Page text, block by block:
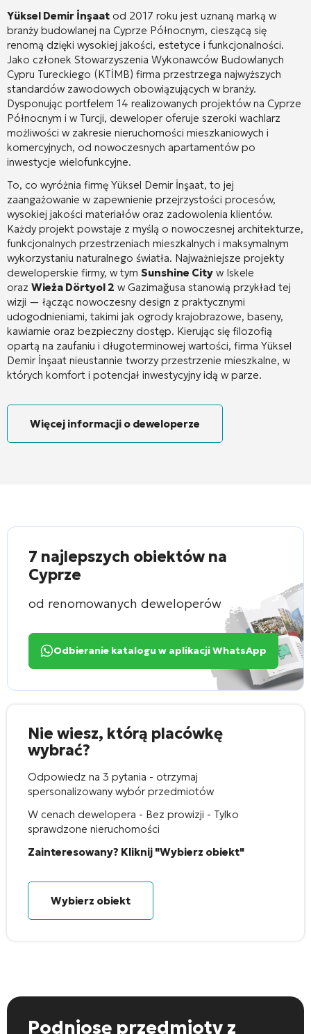
Yüksel Demir İnşaat od 2017 roku jest uznaną marką w
branży budowlanej na Cyprze Północnym, cieszącą się
renomą dzięki wysokiej jakości, estetyce i funkcjonalności.
Jako członek Stowarzyszenia Wykonawców Budowlanych
Cypru Tureckiego (KTİMB) firma przestrzega najwyższych
standardów zawodowych obowiązujących w branży.
Dysponując portfelem 14 realizowanych projektów na Cyprze
Północnym i w Turcji, deweloper oferuje szeroki wachlarz
możliwości w zakresie nieruchomości mieszkaniowych i
komercyjnych, od nowoczesnych apartamentów po
inwestycje wielofunkcyjne.
To, co wyróżnia firmę Yüksel Demir İnşaat, to jej
zaangażowanie w zapewnienie przejrzystości procesów,
wysokiej jakości materiałów oraz zadowolenia klientów.
Każdy projekt powstaje z myślą o nowoczesnej architekturze,
funkcjonalnych przestrzeniach mieszkalnych i maksymalnym
wykorzystaniu naturalnego światła. Najważniejsze projekty
deweloperskie firmy, w tym Sunshine City w Iskele
oraz Wieża Dörtyol 2 w Gazimağusa stanowią przykład tej
wizji — łącząc nowoczesny design z praktycznymi
udogodnieniami, takimi jak ogrody krajobrazowe, baseny,
kawiarnie oraz bezpieczny dostęp. Kierując się filozofią
opartą na zaufaniu i długoterminowej wartości, firma Yüksel
Demir İnşaat nieustannie tworzy przestrzenie mieszkalne, w
których komfort i potencjał inwestycyjny idą w parze.
Więcej informacji o deweloperze
7 najlepszych obiektów na
Cyprze
od renomowanych deweloperów
Odbieranie katalogu w aplikacji WhatsApp
Nie wiesz, którą placówkę
wybrać?
Odpowiedz na 3 pytania - otrzymaj
spersonalizowany wybór przedmiotów
W cenach dewelopera - Bez prowizji - Tylko
sprawdzone nieruchomości
Zainteresowany? Kliknij "Wybierz obiekt"
Wybierz obiekt
Podniosę przedmioty z